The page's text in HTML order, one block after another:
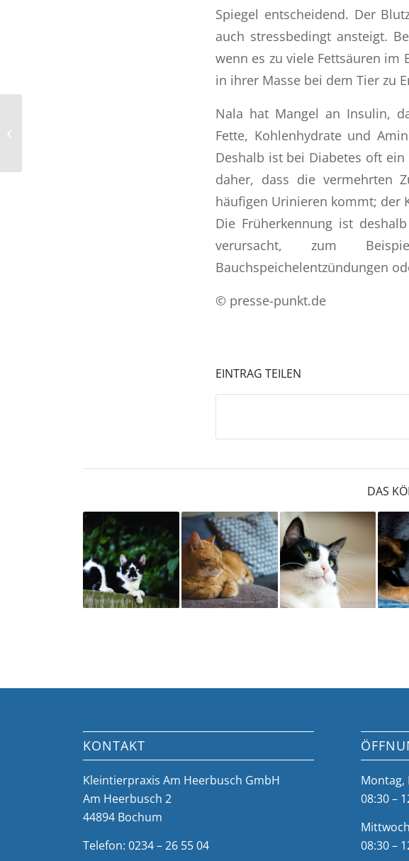
Spiegel entscheidend. Der
auch stressbedingt ansteigt.
wenn es zu viele Fettsäuren
in ihrer Masse bei dem Tier zu
Nala hat Mangel an Insulin,
Fette, Kohlenhydrate und
Deshalb ist bei Diabetes oft
daher, dass die vermehrten
häufigen Urinieren kommt; der
Die Früherkennung ist
verursacht, zum
Bauchspeichelentzündungen
© presse-punkt.de
EINTRAG TEILEN
DAS
KONTAKT
Kleintierpraxis Am Heerbusch GmbH
Am Heerbusch 2
44894 Bochum
Telefon: 0234 – 26 55 04
Montag,
08:30 –
08:30 –